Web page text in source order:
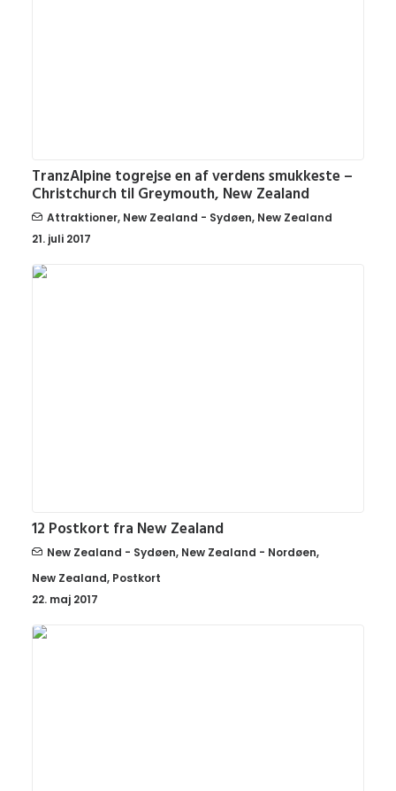
TranzAlpine togrejse en af verdens smukkeste –
Christchurch til Greymouth, New Zealand
Attraktioner, New Zealand - Sydøen, New Zealand
21. juli 2017
12 Postkort fra New Zealand
New Zealand - Sydøen, New Zealand - Nordøen,
New Zealand, Postkort
22. maj 2017